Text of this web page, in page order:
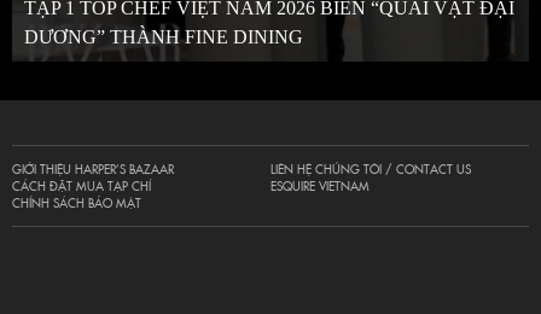
TẬP 1 TOP CHEF VIỆT NAM 2026 BIẾN “QUÁI VẬT ĐẠI
DƯƠNG” THÀNH FINE DINING
GIỚI THIỆU HARPER’S BAZAAR
CÁCH ĐẶT MUA TẠP CHÍ
CHÍNH SÁCH BẢO MẬT
LIÊN HỆ CHÚNG TÔI / CONTACT US
ESQUIRE VIETNAM